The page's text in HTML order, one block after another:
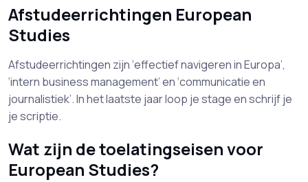
Afstudeerrichtingen European
Studies
Afstudeerrichtingen zijn ‘effectief navigeren in Europa’,
‘intern business management’ en ‘communicatie en
journalistiek’. In het laatste jaar loop je stage en schrijf je
je scriptie.
Wat zijn de toelatingseisen voor
European Studies?